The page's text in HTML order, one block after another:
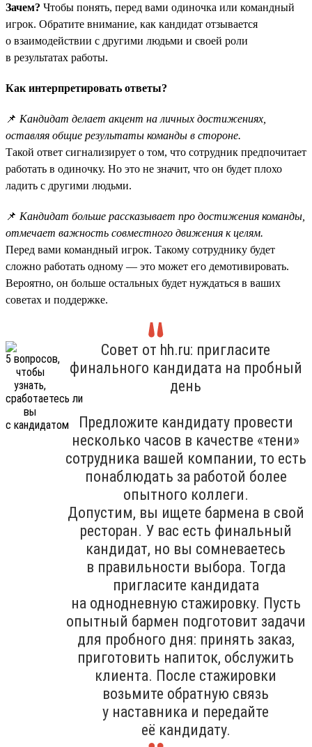
Зачем? Чтобы понять, перед вами одиночка или командный
игрок. Обратите внимание, как кандидат отзывается
о взаимодействии с другими людьми и своей роли
в результатах работы.
Как интерпретировать ответы?
📌 Кандидат делает акцент на личных достижениях,
оставляя общие результаты команды в стороне.
Такой ответ сигнализирует о том, что сотрудник предпочитает
работать в одиночку. Но это не значит, что он будет плохо
ладить с другими людьми.
📌 Кандидат больше рассказывает про достижения команды,
отмечает важность совместного движения к целям.
Перед вами командный игрок. Такому сотруднику будет
сложно работать одному — это может его демотивировать.
Вероятно, он больше остальных будет нуждаться в ваших
советах и поддержке.
Совет от hh.ru: пригласите
финального кандидата на пробный
день
Предложите кандидату провести
несколько часов в качестве «тени»
сотрудника вашей компании, то есть
понаблюдать за работой более
опытного коллеги.
Допустим, вы ищете бармена в свой
ресторан. У вас есть финальный
кандидат, но вы сомневаетесь
в правильности выбора. Тогда
пригласите кандидата
на однодневную стажировку. Пусть
опытный бармен подготовит задачи
для пробного дня: принять заказ,
приготовить напиток, обслужить
клиента. После стажировки
возьмите обратную связь
у наставника и передайте
её кандидату.